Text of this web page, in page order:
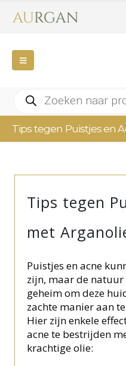
Producten
zoeken
Tips tegen Puistjes en
Tips tegen
met
Puistjes en acne
zijn, maar de
geheim om deze
zachte manier aan
Hier zijn enkele
acne te bestrijden
krachtige olie: